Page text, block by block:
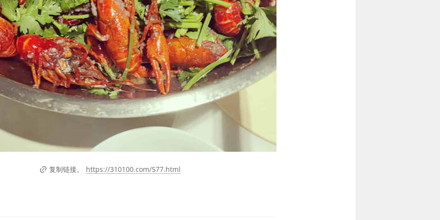
复制链接。 https://310100.com/577.html